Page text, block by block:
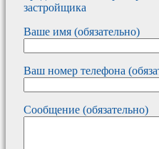
застройщика
Ваше имя (обязательно)
Ваш номер телефона
Сообщение (обязательно)